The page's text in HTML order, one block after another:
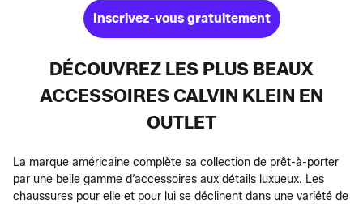
Inscrivez-vous gratuitement
DÉCOUVREZ LES PLUS BEAUX
ACCESSOIRES CALVIN KLEIN EN
OUTLET
La marque américaine complète sa collection de prêt-à-porter
par une belle gamme d’accessoires aux détails luxueux. Les
chaussures pour elle et pour lui se déclinent dans une variété de